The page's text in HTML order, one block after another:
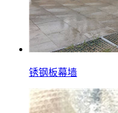
锈钢板幕墙